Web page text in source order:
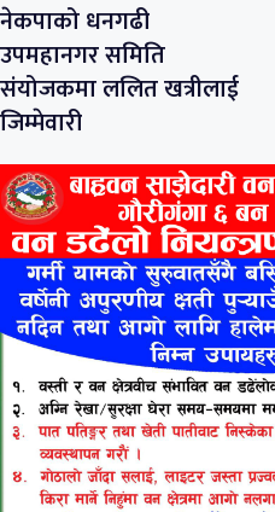
नेकपाको धनगढी
उपमहानगर समिति
संयोजकमा ललित खत्रीलाई
जिम्मेवारी